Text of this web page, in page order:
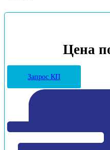
Цена
Запрос КП